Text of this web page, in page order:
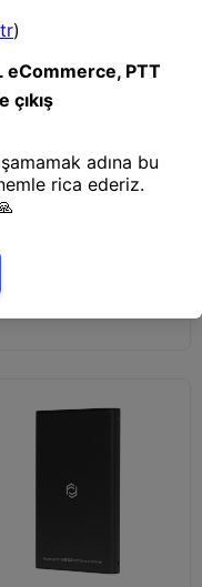
Hub Çoklayıcı
EVERLINK ESW-515G 5